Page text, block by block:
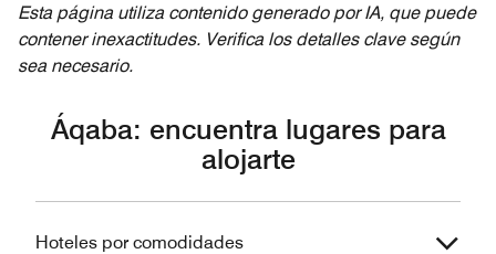
Esta página utiliza contenido generado por IA, que puede
contener inexactitudes. Verifica los detalles clave según
sea necesario.
Áqaba: encuentra lugares para
alojarte
Hoteles por comodidades